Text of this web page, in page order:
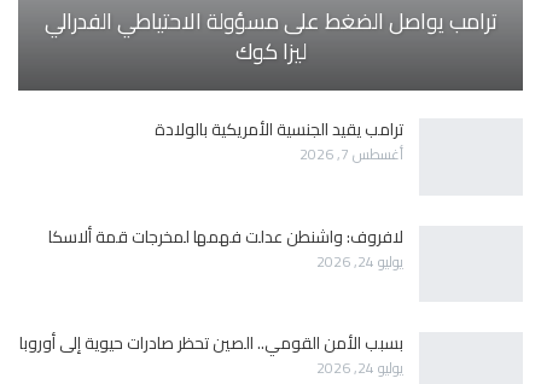
ترامب يواصل الضغط على مسؤولة الاحتياطي الفدرالي
ليزا كوك
ترامب يقيد الجنسية الأمريكية بالولادة
أغسطس 7, 2026
لافروف: واشنطن عدلت فهمها لمخرجات قمة ألاسكا
يوليو 24, 2026
بسبب الأمن القومي.. الصين تحظر صادرات حيوية إلى أوروبا
يوليو 24, 2026